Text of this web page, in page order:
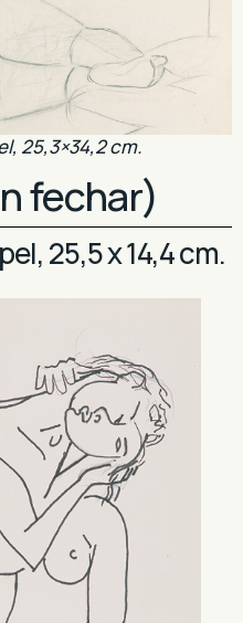
25,3×34,2 cm.
fechar)
25,5 x 14,4 cm.